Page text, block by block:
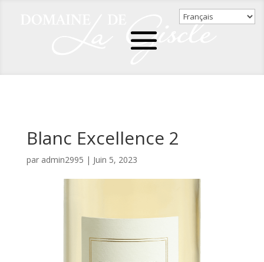
Blanc Excellence 2
par admin2995 | Juin 5, 2023